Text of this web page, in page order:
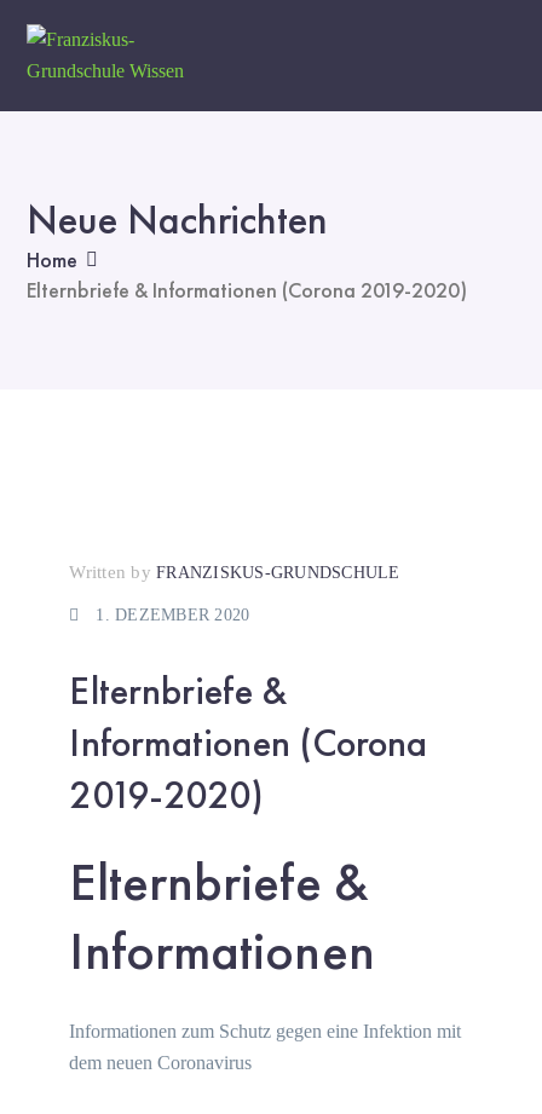
Neue Nachrichten
Home
Elternbriefe & Informationen (Corona 2019-2020)
Written by FRANZISKUS-GRUNDSCHULE
1. DEZEMBER 2020
Elternbriefe &
Informationen (Corona
2019-2020)
Elternbriefe &
Informationen
Informationen zum Schutz gegen eine Infektion mit
dem neuen Coronavirus